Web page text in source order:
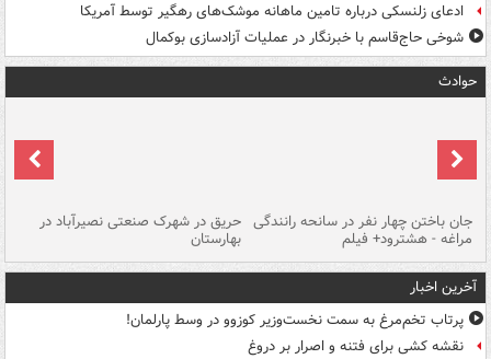
ادعای زلنسکی درباره تامین ماهانه موشک‌های رهگیر توسط آمریکا
شوخی حاج‌قاسم با خبرنگار در عملیات آزادسازی بوکمال
حوادث
جان باختن چهار نفر در سانحه رانندگی
مراغه - هشترود+ فیلم
حریق در شهرک صنعتی نصیرآباد در
بهارستان
آخرین اخبار
پرتاب تخم‌مرغ به سمت نخست‌وزیر کوزوو در وسط پارلمان!
نقشه کشی برای فتنه و اصرار بر دروغ